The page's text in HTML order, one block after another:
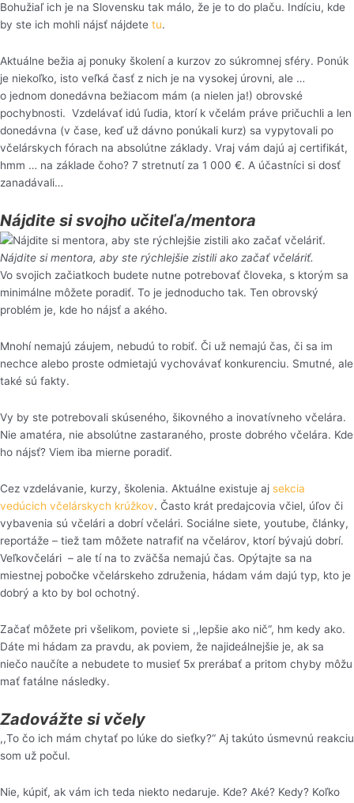
Bohužiaľ ich je na Slovensku tak málo, že je to do plaču. Indíciu, kde
by ste ich mohli nájsť nájdete tu.
Aktuálne bežia aj ponuky školení a kurzov zo súkromnej sféry. Ponúk
je niekoľko, isto veľká časť z nich je na vysokej úrovni, ale …
o jednom donedávna bežiacom mám (a nielen ja!) obrovské
pochybnosti. Vzdelávať idú ľudia, ktorí k včelám práve pričuchli a len
donedávna (v čase, keď už dávno ponúkali kurz) sa vypytovali po
včelárskych fórach na absolútne základy. Vraj vám dajú aj certifikát,
hmm … na základe čoho? 7 stretnutí za 1 000 €. A účastníci si dosť
zanadávali…
Nájdite si svojho učiteľa/mentora
Nájdite si mentora, aby ste rýchlejšie zistili ako začať včeláriť.
Vo svojich začiatkoch budete nutne potrebovať človeka, s ktorým sa
minimálne môžete poradiť. To je jednoducho tak. Ten obrovský
problém je, kde ho nájsť a akého.
Mnohí nemajú záujem, nebudú to robiť. Či už nemajú čas, či sa im
nechce alebo proste odmietajú vychovávať konkurenciu. Smutné, ale
také sú fakty.
Vy by ste potrebovali skúseného, šikovného a inovatívneho včelára.
Nie amatéra, nie absolútne zastaraného, proste dobrého včelára. Kde
ho nájsť? Viem iba mierne poradiť.
Cez vzdelávanie, kurzy, školenia. Aktuálne existuje aj sekcia
vedúcich včelárskych krúžkov. Často krát predajcovia včiel, úľov či
vybavenia sú včelári a dobrí včelári. Sociálne siete, youtube, články,
reportáže – tiež tam môžete natrafiť na včelárov, ktorí bývajú dobrí.
Veľkovčelári – ale tí na to zväčša nemajú čas. Opýtajte sa na
miestnej pobočke včelárskeho združenia, hádam vám dajú typ, kto je
dobrý a kto by bol ochotný.
Začať môžete pri všelikom, poviete si ,,lepšie ako nič“, hm kedy ako.
Dáte mi hádam za pravdu, ak poviem, že najideálnejšie je, ak sa
niečo naučíte a nebudete to musieť 5x prerábať a pritom chyby môžu
mať fatálne následky.
Zadovážte si včely
,,To čo ich mám chytať po lúke do sieťky?“ Aj takúto úsmevnú reakciu
som už počul.
Nie, kúpiť, ak vám ich teda niekto nedaruje. Kde? Aké? Kedy? Koľko